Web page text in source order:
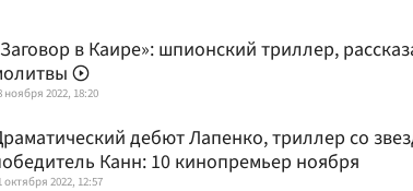
в Каире»: шпионский триллер,
ноября 2022, 18:20
дебют Лапенко, триллер со
Канн: 10 кинопремьер ноября
октября 2022, 12:57